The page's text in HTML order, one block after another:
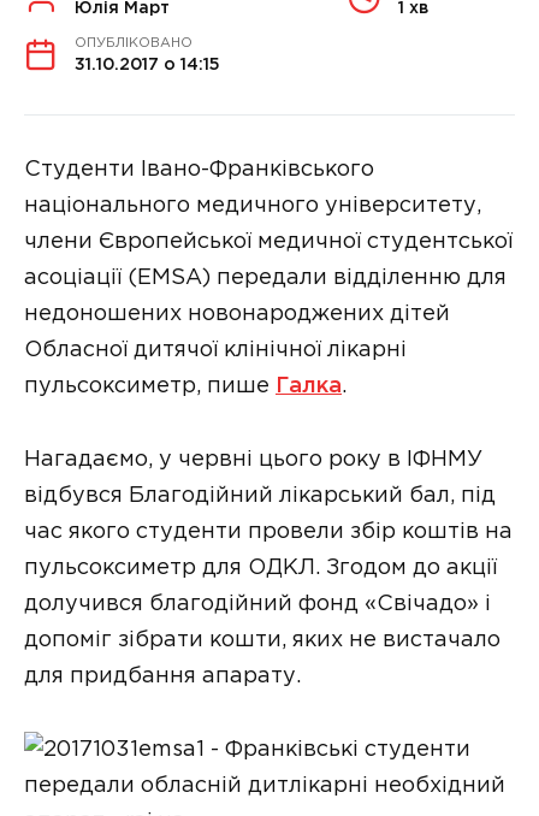
Юлія Март 1 хв
ОПУБЛІКОВАНО
31.10.2017 о 14:15
Студенти Івано-Франківського
національного медичного університету,
члени Європейської медичної студентської
асоціації (EMSA) передали відділенню для
недоношених новонароджених дітей
Обласної дитячої клінічної лікарні
пульсоксиметр, пише
Галка.
Нагадаємо, у червні цього року в ІФНМУ
відбувся Благодійний лікарський бал, під
час якого студенти провели збір коштів на
пульсоксиметр для ОДКЛ. Згодом до акції
долучився благодійний фонд «Свічадо» і
допоміг зібрати кошти, яких не вистачало
для придбання апарату.